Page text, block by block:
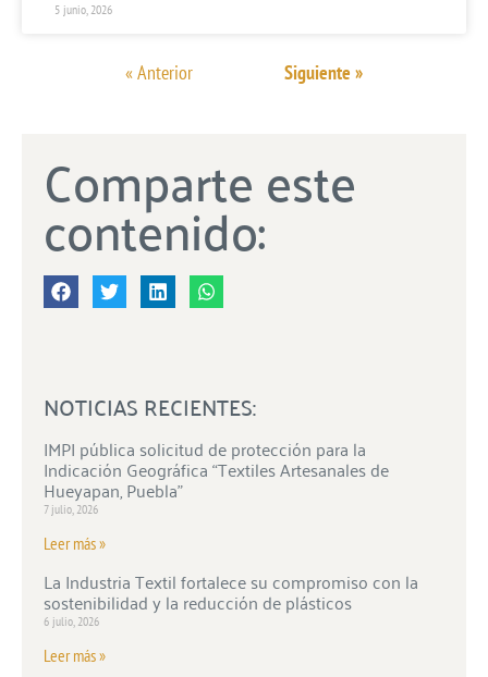
5 junio, 2026
« Anterior Siguiente »
Comparte este
contenido:
NOTICIAS RECIENTES:
IMPI pública solicitud de protección para la
Indicación Geográfica “Textiles Artesanales de
Hueyapan, Puebla”
7 julio, 2026
Leer más »
La Industria Textil fortalece su compromiso con la
sostenibilidad y la reducción de plásticos
6 julio, 2026
Leer más »